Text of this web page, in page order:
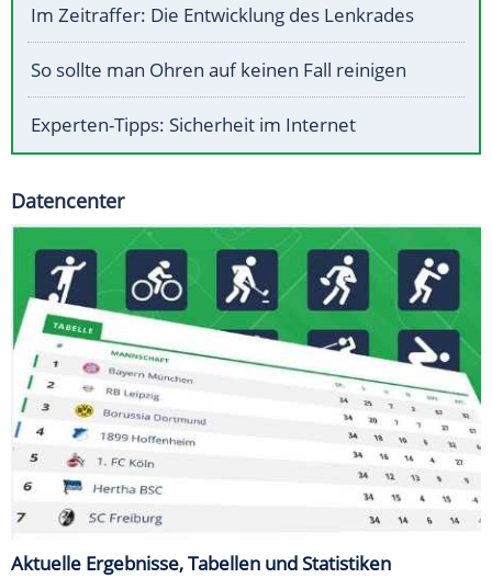
Im Zeitraffer: Die Entwicklung des Lenkrades
So sollte man Ohren auf keinen Fall reinigen
Experten-Tipps: Sicherheit im Internet
Datencenter
Aktuelle Ergebnisse, Tabellen und Statistiken